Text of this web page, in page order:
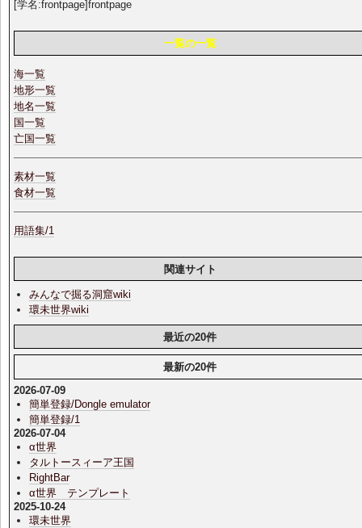
[学名:frontpage]frontpage
一覧の一覧
海一覧
地形一覧
地名一覧
国一覧
亡国一覧
素材一覧
食材一覧
用語集/1
関連サイト
みんなで掘る洞窟wiki
環未世界wiki
最近の20件
最新の20件
2026-07-09
簡単登録/Dongle emulator
簡単登録/1
2026-07-04
α世界
タルトースィーア王国
RightBar
α世界 テンプレート
2025-10-24
環未世界